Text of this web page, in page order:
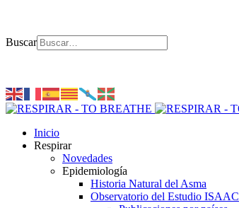
Buscar
Inicio
Respirar
Novedades
Epidemiología
Historia Natural del Asma
Observatorio del Estudio ISAAC